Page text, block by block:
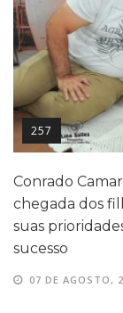
257
Conrado
chegada dos
suas
sucesso
07 DE AGOSTO,